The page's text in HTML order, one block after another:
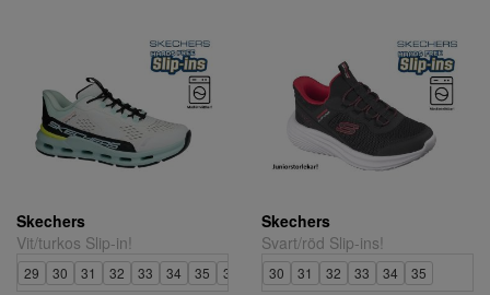
Skechers
Vit/turkos Slip-in!
29 30 31 32 33 34 35 36 39 40
Skechers
Svart/röd Slip-ins!
30 31 32 33 34 35